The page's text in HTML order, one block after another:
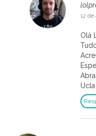
12 de
Olá
Ucla